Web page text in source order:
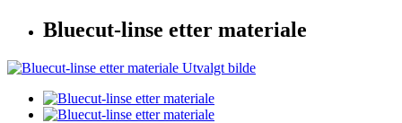
Bluecut-linse etter materiale